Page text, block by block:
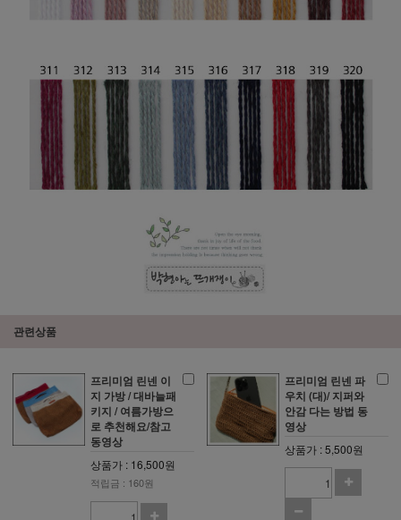
관련상품
프리미엄 린넨 이
지 가방 / 대바늘패
키지 / 여름가방으
로 추천해요/참고
동영상
상품가 : 16,500원
적립금 : 160원
프리미엄 린넨 파
우치 (대)/ 지퍼와
안감 다는 방법 동
영상
상품가 : 5,500원